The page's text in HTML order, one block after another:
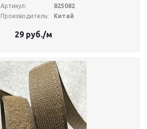
Артикул:
825082
Производитель:
Китай
29 руб./м